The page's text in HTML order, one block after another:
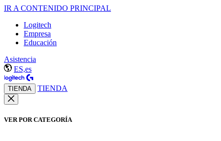
IR A CONTENIDO PRINCIPAL
Logitech
Empresa
Educación
Asistencia
ES,es
TIENDA TIENDA
VER POR CATEGORÍA